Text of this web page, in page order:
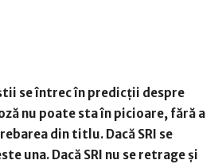
se întrec în predicții despre
nu poate sta în picioare, fără a
din titlu. Dacă SRI se
una. Dacă SRI nu se retrage și